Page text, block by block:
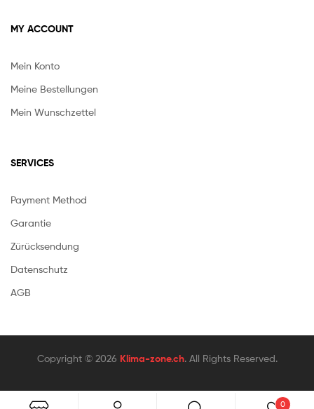
MY ACCOUNT
Mein Konto
Meine Bestellungen
Mein Wunschzettel
SERVICES
Payment Method
Garantie
Zürücksendung
Datenschutz
AGB
Copyright © 2026 Klima-zone.ch. All Rights Reserved.
0